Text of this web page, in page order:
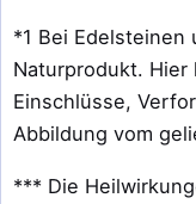
*1 Bei Edelsteinen
Naturprodukt. Hier
Einschlüsse,
Abbildung vom
*** Die